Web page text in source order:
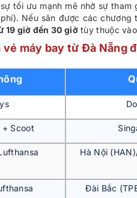
tối ưu mạnh mẽ nhờ sự
Nếu săn được các
19 giờ đến 30 giờtùy thuộc
vé máy bay từ Đà Nẵng
+ Scoot
Hà Nội
Đài Bắc